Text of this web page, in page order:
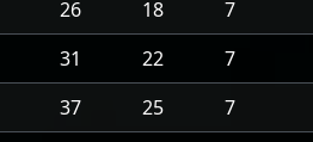
26 18 7
31 22 7
37 25 7